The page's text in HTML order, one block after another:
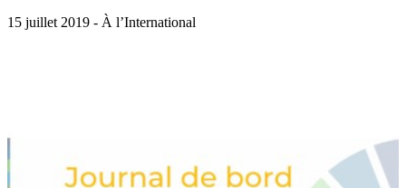
15 juillet 2019 - À l’International